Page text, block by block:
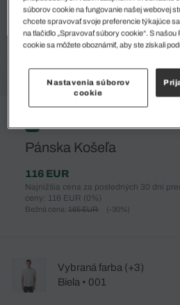
%
Pánska Košeľa
116 EUR
Najnižšia cena za posledných 30 dní
ceny: 116 EUR (0%)
Bežná cena: 165 EUR (-30%)
Vybraná farba (+3)
Biela • 001
súborov cookie na fungovanie našej webovej
chcete spravovať svoje preferencie týkajúce
na tlačidlo „Spravovať súbory cookie“. S
cookie sa môžete oboznámiť, aby ste získali
Nastavenia súborov
cookie